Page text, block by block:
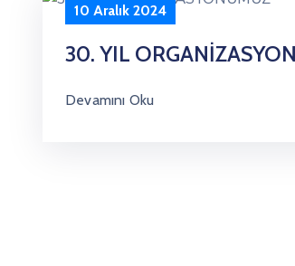
10 Aralık 2024
30. YIL
Devamını Oku